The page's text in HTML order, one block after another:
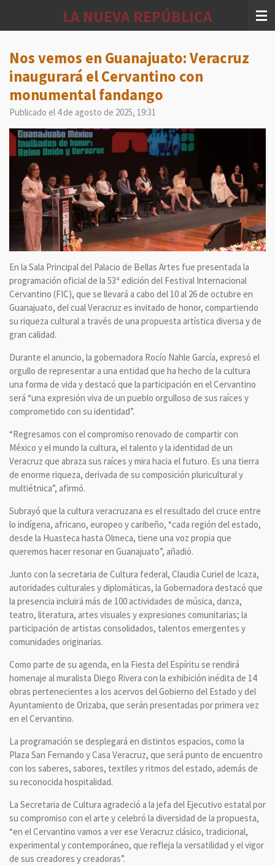
principal
LA NUEVA REPÚBLICA
Nos vemos en Guanajuato: Veracruz
inaugurará el Cervantino con
monumental fandango
Publicado el 4 de agosto de 2025, 19:31
En la Sala Principal del Palacio de Bellas Artes fue presentada la
programación oficial de la 53ª edición del Festival Internacional
Cervantino (FIC), que se llevará a cabo del 10 al 26 de octubre en
Guanajuato, del cual Veracruz es invitado de honor, compartiendo
su riqueza cultural a través de una propuesta artística diversa y de
gran calidad.
Durante el anuncio, la gobernadora Rocío Nahle García, expresó el
orgullo de representar a una entidad que ha hecho de la cultura
una forma de vida y destacó que la participación en el Cervantino
será “una expresión viva de un pueblo orgulloso de sus raíces y
comprometido con su identidad”.
“Regresamos con el compromiso renovado de compartir con
México y el mundo la cultura, el talento y la identidad de un
Veracruz que abraza sus raíces y mira hacia el futuro. Es una tierra
de enorme riqueza, derivada de su composición pluricultural y
multiétnica”, afirmó.
Subrayó que la cultura veracruzana es el resultado del cruce entre
lo indígena, africano, europeo y caribeño, “cada región del estado,
desde la Huasteca hasta Olmeca, tiene una voz propia que
queremos hacer resonar en Guanajuato”, añadió.
Junto con la secretaria de Cultura federal, Claudia Curiel de Icaza,
autoridades culturales y diplomáticas, la Gobernadora destacó que
la presencia incluirá más de 100 actividades de música, danza,
teatro, literatura, artes visuales y expresiones comunitarias; la
participación de artistas consolidados, talentos emergentes y
comunidades originarias.
Como parte de su agenda, en la Fiesta del Espíritu se rendirá
homenaje al muralista Diego Rivera con la exhibición inédita de 14
obras pertenecientes a los acervos del Gobierno del Estado y del
Ayuntamiento de Orizaba, que serán presentadas por primera vez
en el Cervantino.
La programación se desplegará en distintos espacios, como la
Plaza San Fernando y Casa Veracruz, que será punto de encuentro
con los saberes, sabores, textiles y ritmos del estado, además de
su reconocida hospitalidad.
La Secretaria de Cultura agradeció a la jefa del Ejecutivo estatal por
su compromiso con el arte y celebró la diversidad de la propuesta,
“en el Cervantino vamos a ver ese Veracruz clásico, tradicional,
experimental y contemporáneo, que refleja la versatilidad y el vigor
de sus creadores y creadoras”.